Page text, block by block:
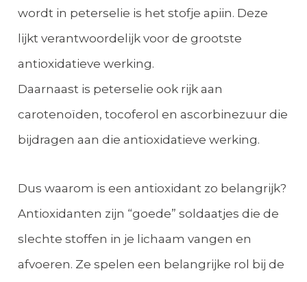
wordt in peterselie is het stofje apiin. Deze
lijkt verantwoordelijk voor de grootste
antioxidatieve werking.
Daarnaast is peterselie ook rijk aan
carotenoïden, tocoferol en ascorbinezuur die
bijdragen aan die antioxidatieve werking.
Dus waarom is een antioxidant zo belangrijk?
Antioxidanten zijn “goede” soldaatjes die de
slechte stoffen in je lichaam vangen en
afvoeren. Ze spelen een belangrijke rol bij de